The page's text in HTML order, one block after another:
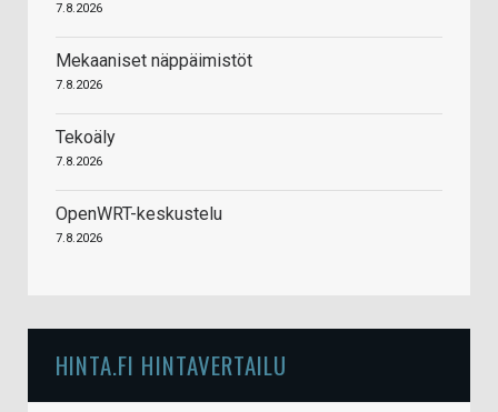
7.8.2026
Mekaaniset näppäimistöt
7.8.2026
Tekoäly
7.8.2026
OpenWRT-keskustelu
7.8.2026
HINTA.FI HINTAVERTAILU